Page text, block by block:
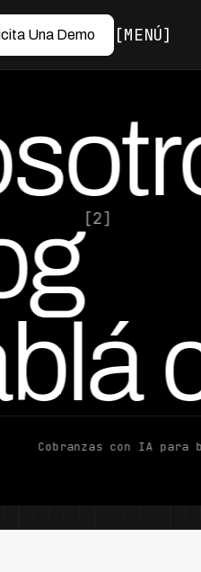
Una Demo MENÚ
[2]
Cobranzas con IA para
por Ed Escobar
Co-Founder & CEO